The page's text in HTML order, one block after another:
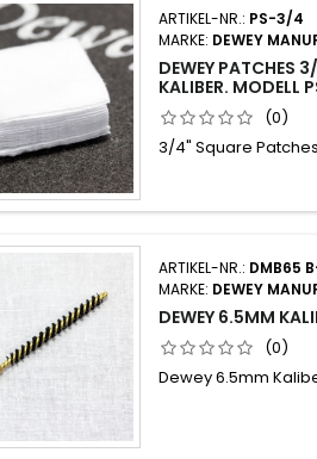
ARTIKEL-NR.: PS-3/4
MARKE: DEWEY
DEWEY PATCHES
KALIBER. MODELL
(0)
3/4" Square
ARTIKEL-NR.: DMB65
MARKE: DEWEY
DEWEY 6.5MM
(0)
Dewey 6.5mm